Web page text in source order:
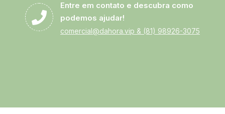
Entre em contato e descubra como
podemos ajudar!
comercial@dahora.vip & (81) 98926-3075